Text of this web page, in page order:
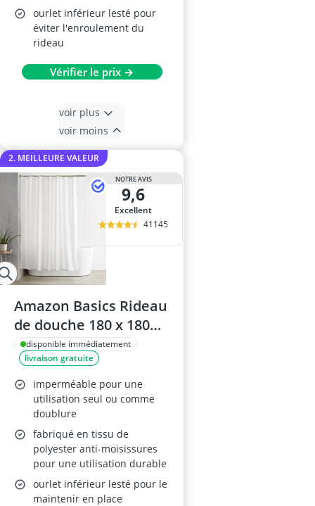
ourlet inférieur lesté pour
éviter l'enroulement du
rideau
Vérifier le prix →
voir plus
voir moins
2. MEILLEURE VALEUR
NOTRE AVIS
9,6
Excellent
41145
Amazon Basics Rideau
de douche 180 x 180
cmdisponible immédiatement
livraison gratuite
imperméable pour une
utilisation seul ou comme
doublure
fabriqué en tissu de
polyester anti-moisissures
pour une utilisation durable
ourlet inférieur lesté pour le
maintenir en place